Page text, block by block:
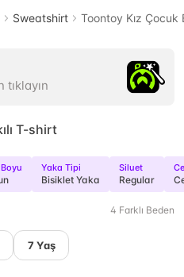
Sweatshirt Toontoy Kız Çocuk
T-shirt
Yaka Tipi
Bisiklet Yaka
Siluet
Regular
4 Farklı Beden
7 Yaş